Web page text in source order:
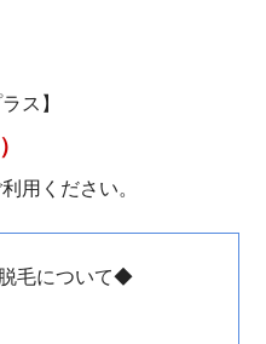
ス】
⽤ください。
⽑について◆